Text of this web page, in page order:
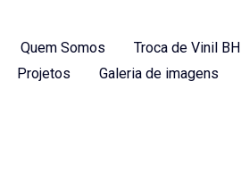
Quem Somos Troca de Vinil BH
Projetos Galeria de imagens